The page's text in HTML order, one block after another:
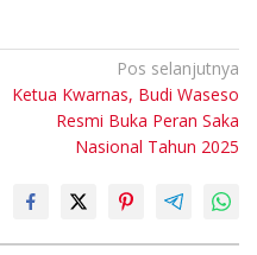
Pos selanjutnya
Ketua Kwarnas, Budi Waseso
Resmi Buka Peran Saka
Nasional Tahun 2025